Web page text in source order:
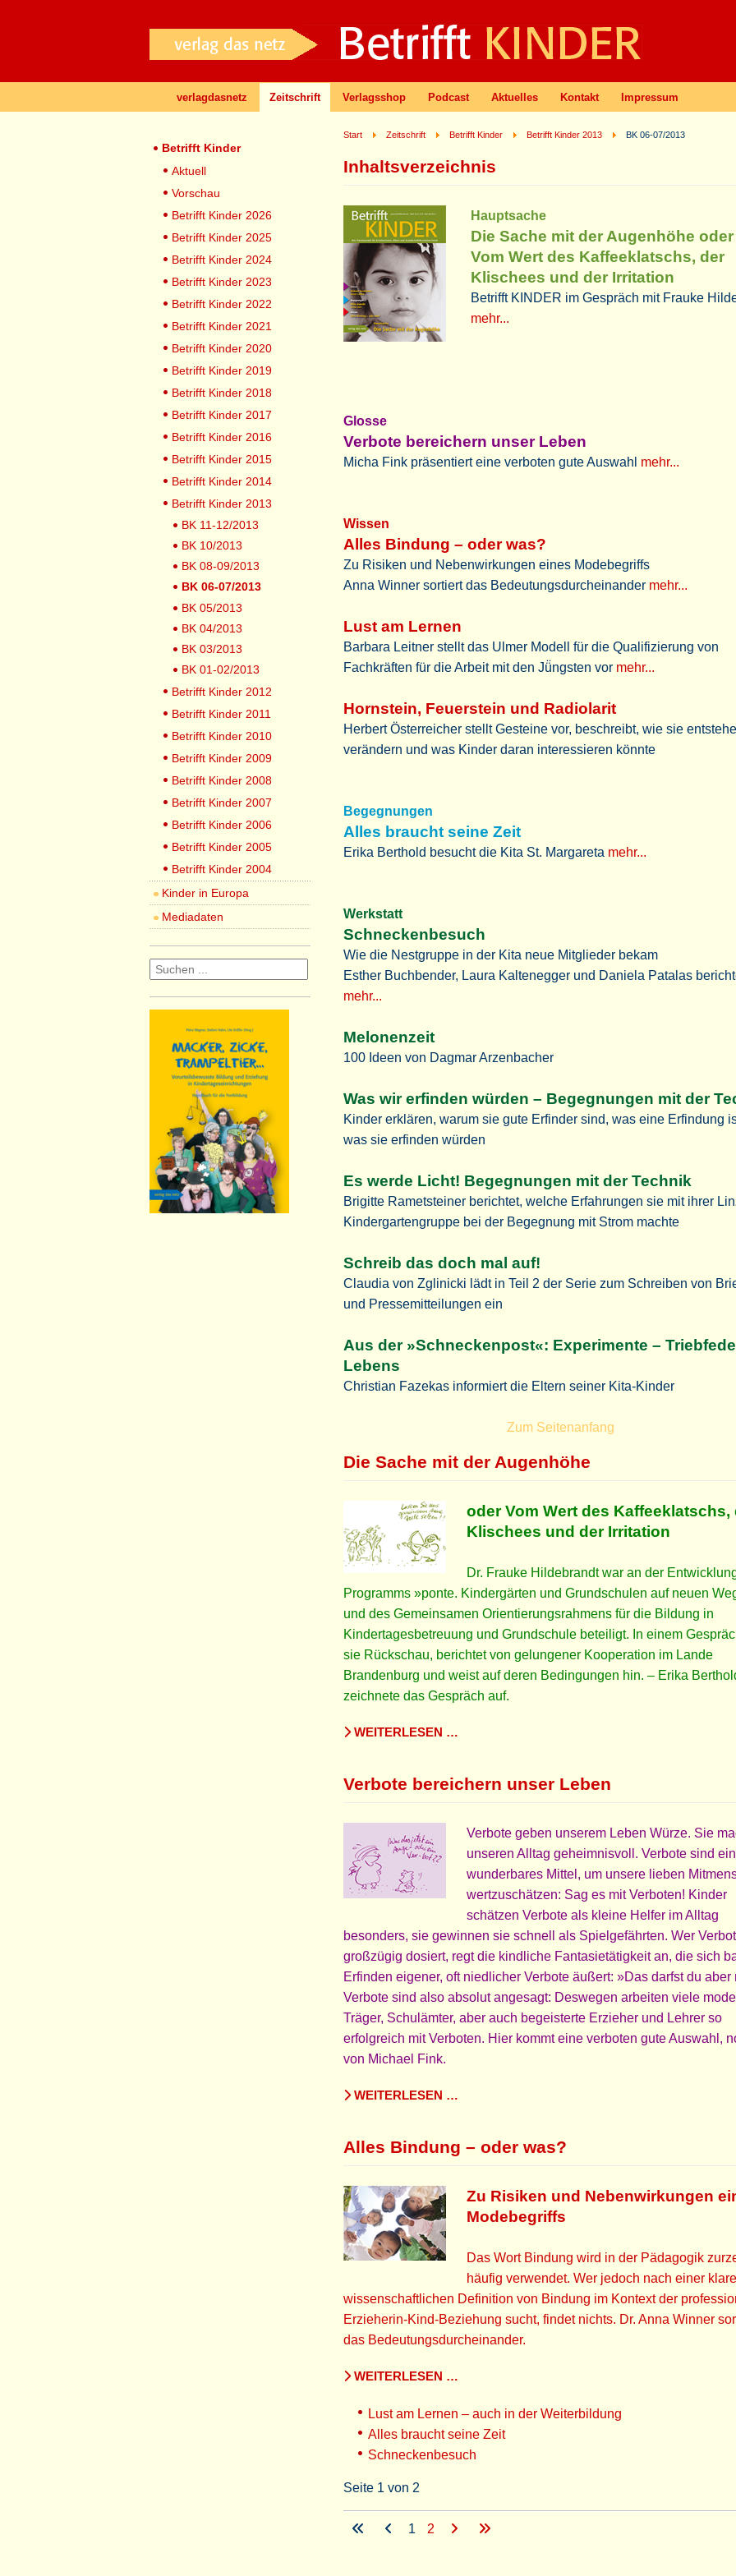
verlagdasnetz Zeitschrift Verlagsshop Podcast Aktuelles Kontakt Impressum
Start Zeitschrift Betrifft Kinder Betrifft Kinder 2013 BK 06-07/2013
Inhaltsverzeichnis
Hauptsache
Die Sache mit der Augenhöhe oder
Vom Wert des Kaffeeklatschs, der
Klischees und der Irritation
Betrifft KINDER im Gespräch mit Frauke
mehr...
Glosse
Verbote bereichern unser Leben
Micha Fink präsentiert eine verboten gute Auswahl mehr...
Wissen
Alles Bindung – oder was?
Zu Risiken und Nebenwirkungen eines Modebegriffs
Anna Winner sortiert das Bedeutungsdurcheinander mehr...
Lust am Lernen
Barbara Leitner stellt das Ulmer Modell für die Qualifizierung von
Fachkräften für die Arbeit mit den Jü̈ngsten vor mehr...
Hornstein, Feuerstein und Radiolarit
Herbert Österreicher stellt Gesteine vor, beschreibt, wie sie
verändern und was Kinder daran interessieren könnte
Begegnungen
Alles braucht seine Zeit
Erika Berthold besucht die Kita St. Margareta mehr...
Werkstatt
Schneckenbesuch
Wie die Nestgruppe in der Kita neue Mitglieder bekam
Esther Buchbender, Laura Kaltenegger und Daniela Patalas
mehr...
Melonenzeit
100 Ideen von Dagmar Arzenbacher
Was wir erfinden würden – Begegnungen mit der
Kinder erklären, warum sie gute Erfinder sind, was eine Erfindung
was sie erfinden würden
Es werde Licht! Begegnungen mit der Technik
Brigitte Rametsteiner berichtet, welche Erfahrungen sie mit ihrer
Kindergartengruppe bei der Begegnung mit Strom machte
Schreib das doch mal auf!
Claudia von Zglinicki lädt in Teil 2 der Serie zum Schreiben von
und Pressemitteilungen ein
Aus der »Schneckenpost«: Experimente –
Lebens
Christian Fazekas informiert die Eltern seiner Kita-Kinder
Zum Seitenanfang
Die Sache mit der Augenhöhe
oder Vom Wert des Kaffeeklatschs,
Klischees und der Irritation
Dr. Frauke Hildebrandt war an der
Programms »ponte. Kindergärten und Grundschulen auf neuen
und des Gemeinsamen Orientierungsrahmens für die Bildung in
Kindertagesbetreuung und Grundschule beteiligt. In einem
sie Rückschau, berichtet von gelungener Kooperation im Lande
Brandenburg und weist auf deren Bedingungen hin. – Erika
zeichnete das Gespräch auf.
WEITERLESEN …
Verbote bereichern unser Leben
Verbote geben unserem Leben Würze. Sie
unseren Alltag geheimnisvoll. Verbote sind ein
wunderbares Mittel, um unsere lieben
wertzuschätzen: Sag es mit Verboten! Kinder
schätzen Verbote als kleine Helfer im Alltag
besonders, sie gewinnen sie schnell als Spielgefährten. Wer
großzügig dosiert, regt die kindliche Fantasietätigkeit an, die sich
Erfinden eigener, oft niedlicher Verbote äußert: »Das darfst du aber
Verbote sind also absolut angesagt: Deswegen arbeiten viele
Träger, Schulämter, aber auch begeisterte Erzieher und Lehrer so
erfolgreich mit Verboten. Hier kommt eine verboten gute Auswahl,
von Michael Fink.
WEITERLESEN …
Alles Bindung – oder was?
Zu Risiken und Nebenwirkungen
Modebegriffs
Das Wort Bindung wird in der Pädagogik
häufig verwendet. Wer jedoch nach einer
wissenschaftlichen Definition von Bindung im Kontext der
Erzieherin-Kind-Beziehung sucht, findet nichts. Dr. Anna Winner
das Bedeutungsdurcheinander.
WEITERLESEN …
Lust am Lernen – auch in der Weiterbildung
Alles braucht seine Zeit
Schneckenbesuch
Seite 1 von 2
1 2
Betrifft Kinder
Aktuell
Vorschau
Betrifft Kinder 2026
Betrifft Kinder 2025
Betrifft Kinder 2024
Betrifft Kinder 2023
Betrifft Kinder 2022
Betrifft Kinder 2021
Betrifft Kinder 2020
Betrifft Kinder 2019
Betrifft Kinder 2018
Betrifft Kinder 2017
Betrifft Kinder 2016
Betrifft Kinder 2015
Betrifft Kinder 2014
Betrifft Kinder 2013
BK 11-12/2013
BK 10/2013
BK 08-09/2013
BK 06-07/2013
BK 05/2013
BK 04/2013
BK 03/2013
BK 01-02/2013
Betrifft Kinder 2012
Betrifft Kinder 2011
Betrifft Kinder 2010
Betrifft Kinder 2009
Betrifft Kinder 2008
Betrifft Kinder 2007
Betrifft Kinder 2006
Betrifft Kinder 2005
Betrifft Kinder 2004
Kinder in Europa
Mediadaten